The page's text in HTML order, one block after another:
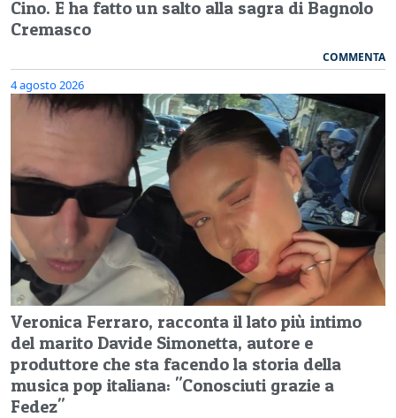
Cino. E ha fatto un salto alla sagra di Bagnolo
Cremasco
COMMENTA
4 agosto 2026
Veronica Ferraro, racconta il lato più intimo
del marito Davide Simonetta, autore e
produttore che sta facendo la storia della
musica pop italiana: "Conosciuti grazie a
Fedez"